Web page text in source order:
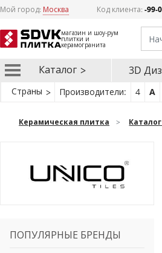
Мой город: Москва Код клиента:-99-
магазин и шоу-рум
плитки и
керамогранита
Каталог 3D
Страны Производители: 4 A
Керамическая плитка
ПОПУЛЯРНЫЕ БРЕНДЫ